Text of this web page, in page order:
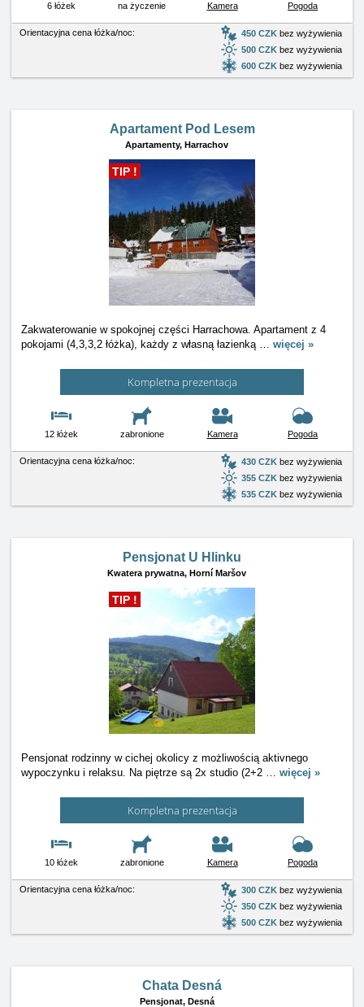
6 łóżek na życzenie Kamera Pogoda
Orientacyjna cena łóżka/noc: 450 CZK bez wyżywienia
500 CZK bez wyżywienia
600 CZK bez wyżywienia
Apartament Pod Lesem
Apartamenty, Harrachov
TIP !
Zakwaterowanie w spokojnej części Harrachowa. Apartament z 4
pokojami (4,3,3,2 łóżka), każdy z własną łazienką … więcej »
Kompletna prezentacja
12 łóżek zabronione Kamera Pogoda
Orientacyjna cena łóżka/noc: 430 CZK bez wyżywienia
355 CZK bez wyżywienia
535 CZK bez wyżywienia
Pensjonat U Hlinku
Kwatera prywatna, Horní Maršov
TIP !
Pensjonat rodzinny w cichej okolicy z możliwością aktivnego
wypoczynku i relaksu. Na piętrze są 2x studio (2+2 … więcej »
Kompletna prezentacja
10 łóżek zabronione Kamera Pogoda
Orientacyjna cena łóżka/noc: 300 CZK bez wyżywienia
350 CZK bez wyżywienia
500 CZK bez wyżywienia
Chata Desná
Pensjonat, Desná